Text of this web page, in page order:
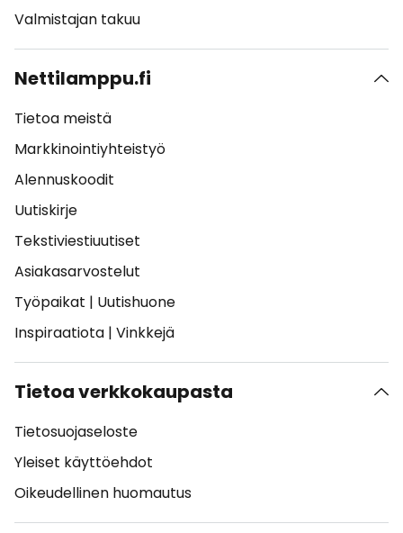
Valmistajan takuu
Nettilamppu.fi
Tietoa meistä
Markkinointiyhteistyö
Alennuskoodit
Uutiskirje
Tekstiviestiuutiset
Asiakasarvostelut
Työpaikat | Uutishuone
Inspiraatiota | Vinkkejä
Tietoa verkkokaupasta
Tietosuojaseloste
Yleiset käyttöehdot
Oikeudellinen huomautus